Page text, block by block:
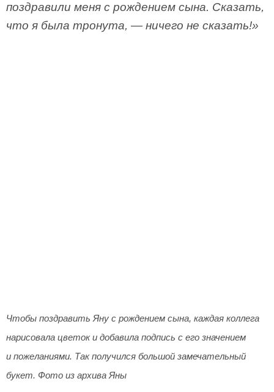
поздравили меня с рождением сына. Сказать,
что я была тронута, — ничего не сказать!»
Чтобы поздравить Яну с рождением сына, каждая коллега
нарисовала цветок и добавила подпись с его значением
и пожеланиями. Так получился большой замечательный
букет. Фото из архива Яны